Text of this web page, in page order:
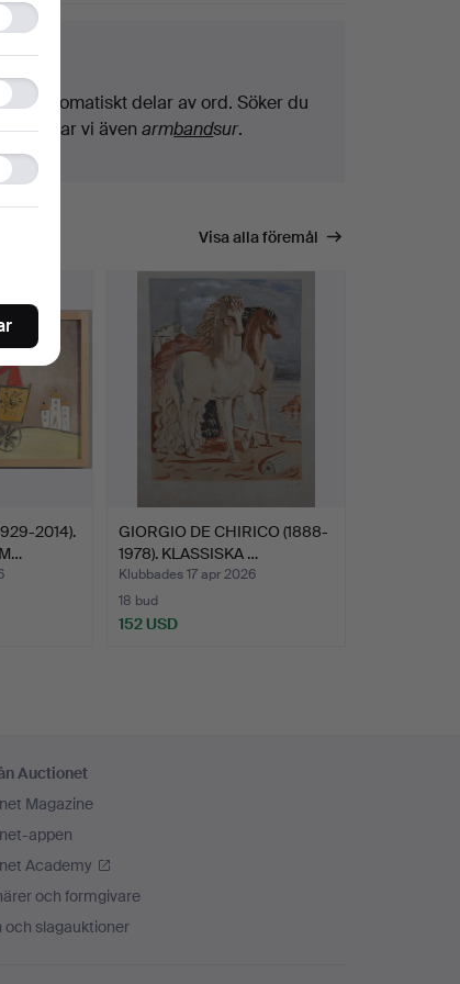
among the highlights.
automatiskt delar av ord. Söker du
hittar vi ävenarmbandsur.
Visa alla föremål
2014).
GIORGIO DE CHIRICO (1888-
1978). KLASSISKA …
Klubbades 17 apr 2026
18 bud
152 USD
Auctionet
Magazine
appen
Academy
och formgivare
och slagauktioner
Functionality
storage
Statistics
storage
Ad
storage